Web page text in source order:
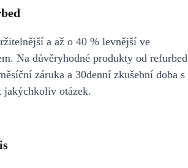
a až o 40 % levnější ve
Na důvěryhodné produkty od refurbed
záruka a 30denní zkušební doba s
jakýchkoliv otázek.